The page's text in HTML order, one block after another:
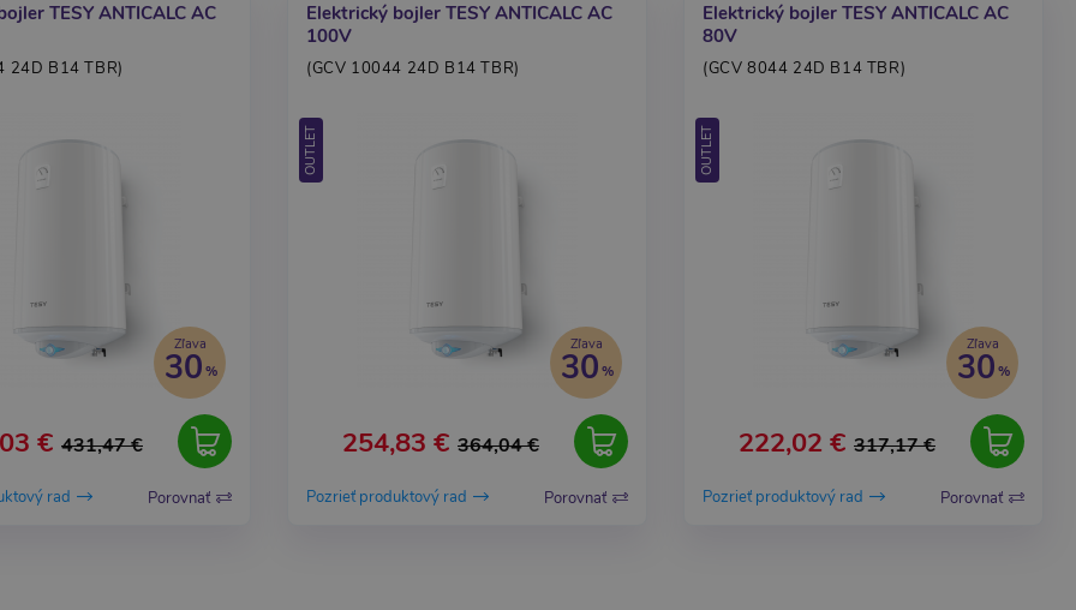
TESY ANTICALC AC
24D B14 TBR)
Zľava
30
€ 431,47 €
rad Porovnať
Elektrický bojler TESY ANTICALC AC
100V
(GCV 10044 24D B14 TBR)
OUTLET
Zľava
30
254,83 € 364,04 €
Pozrieť produktový rad Porovnať
Elektrický bojler TESY ANTICALC AC
80V
(GCV 8044 24D B14 TBR)
OUTLET
Zľava
30
222,02 € 317,17 €
Pozrieť produktový rad Porovnať